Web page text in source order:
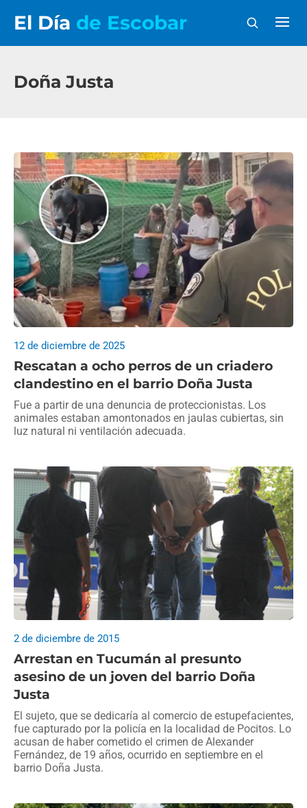
El Día de Escobar
Doña Justa
Rescatan a ocho perros de un criadero
clandestino en el barrio Doña Justa
12 de diciembre de 2025
Fue a partir de una denuncia de proteccionistas. Los
animales estaban amontonados en jaulas cubiertas, sin
luz natural ni ventilación adecuada.
Arrestan en Tucumán al presunto
asesino de un joven del barrio Doña
Justa
2 de diciembre de 2015
El sujeto, que se dedicaría al comercio de estupefacientes,
fue capturado por la policía en la localidad de Pocitos. Lo
acusan de haber cometido el crimen de Alexander
Fernández, de 19 años, ocurrido en septiembre en el
barrio Doña Justa.